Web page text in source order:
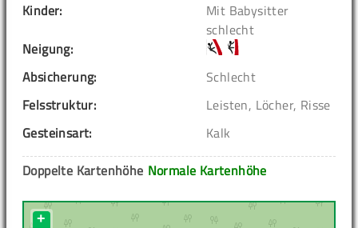
Kinder:
Mit Babysitter
schlecht
Neigung:
Absicherung:
Schlecht
Felsstruktur:
Leisten, Löcher, Risse
Gesteinsart:
Kalk
Normale Kartenhöhe
Doppelte Kartenhöhe
+